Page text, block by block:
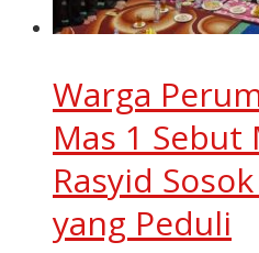
Warga
Mas 1 Sebut
Rasyid
yang Peduli